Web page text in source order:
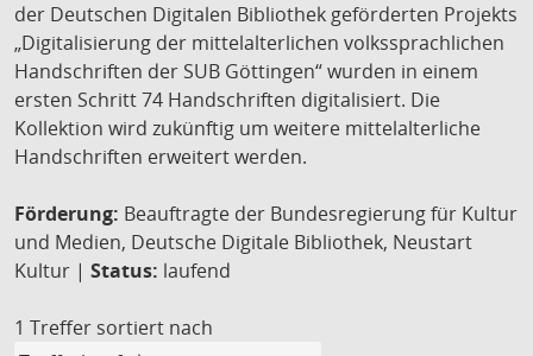
der Deutschen Digitalen Bibliothek geförderten Projekts
„Digitalisierung der mittelalterlichen volkssprachlichen
Handschriften der SUB Göttingen“ wurden in einem
ersten Schritt 74 Handschriften digitalisiert. Die
Kollektion wird zukünftig um weitere mittelalterliche
Handschriften erweitert werden.
Förderung: Beauftragte der Bundesregierung für Kultur
und Medien, Deutsche Digitale Bibliothek, Neustart
Kultur | Status: laufend
1 Treffer sortiert nach